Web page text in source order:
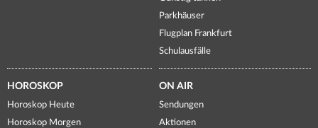
Parkhäuser
Flugplan Frankfurt
Schulausfälle
HOROSKOP
Horoskop Heute
Horoskop Morgen
ON AIR
Sendungen
Aktionen